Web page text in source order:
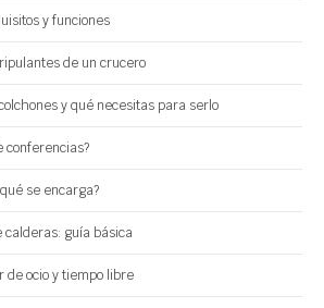
y funciones
de un crucero
y qué necesitas para serlo
conferencias?
se encarga?
calderas: guía básica
de ocio y tiempo libre